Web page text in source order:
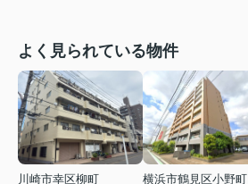
よく見られている物件
川崎市幸区柳町
横浜市鶴見区小野町